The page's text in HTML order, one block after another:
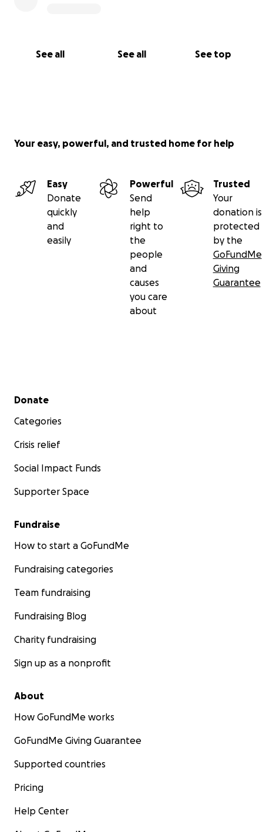
See all See all See top
Your easy, powerful, and trusted home for help
Easy
Donate
quickly
and
easily
Powerful
Send
help
right to
the
people
and
causes
you care
about
Trusted
Your
donation is
protected
by the
GoFundMe
Giving
Guarantee
Secondary menu
Donate
Categories
Crisis relief
Social Impact Funds
Supporter Space
Fundraise
How to start a GoFundMe
Fundraising categories
Team fundraising
Fundraising Blog
Charity fundraising
Sign up as a nonprofit
About
How GoFundMe works
GoFundMe Giving Guarantee
Supported countries
Pricing
Help Center